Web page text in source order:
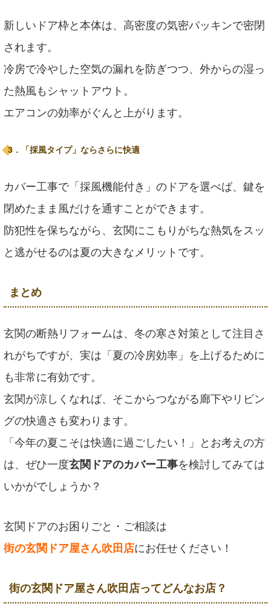
新しいドア枠と本体は、高密度の気密パッキンで密閉
されます。
冷房で冷やした空気の漏れを防ぎつつ、外からの湿っ
た熱風もシャットアウト。
エアコンの効率がぐんと上がります。
3．「採風タイプ」ならさらに快適
カバー工事で「採風機能付き」のドアを選べば、鍵を
閉めたまま風だけを通すことができます。
防犯性を保ちながら、玄関にこもりがちな熱気をスッ
と逃がせるのは夏の大きなメリットです。
まとめ
玄関の断熱リフォームは、冬の寒さ対策として注目さ
れがちですが、実は「夏の冷房効率」を上げるために
も非常に有効です。
玄関が涼しくなれば、そこからつながる廊下やリビン
グの快適さも変わります。
「今年の夏こそは快適に過ごしたい！」とお考えの方
は、ぜひ一度玄関ドアのカバー工事を検討してみては
いかがでしょうか？
玄関ドアのお困りごと・ご相談は
街の玄関ドア屋さん吹田店にお任せください！
街の玄関ドア屋さん吹田店ってどんなお店？